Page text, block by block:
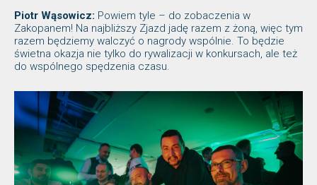
Piotr Wąsowicz: Powiem tyle – do zobaczenia w
Zakopanem! Na najbliższy Zjazd jadę razem z żoną, więc tym
razem będziemy walczyć o nagrody wspólnie. To będzie
świetna okazja nie tylko do rywalizacji w konkursach, ale też
do wspólnego spędzenia czasu.